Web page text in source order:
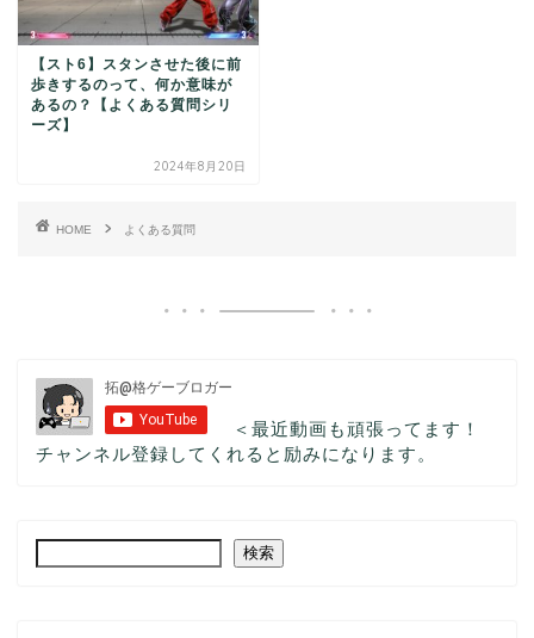
【スト6】スタンさせた後に前
歩きするのって、何か意味が
あるの？【よくある質問シリ
ーズ】
2024年8月20日
HOME よくある質問
＜最近動画も頑張ってます！
チャンネル登録してくれると励みになります。
検索